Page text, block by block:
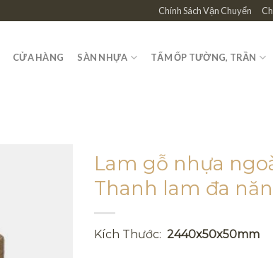
Chính Sách Vận Chuyển
CỬA HÀNG SÀN NHỰA TẤM ỐP TƯỜNG, TRẦN
Lam gỗ nhựa
Thanh lam đa
Kích Thước: 2440x50x50mm